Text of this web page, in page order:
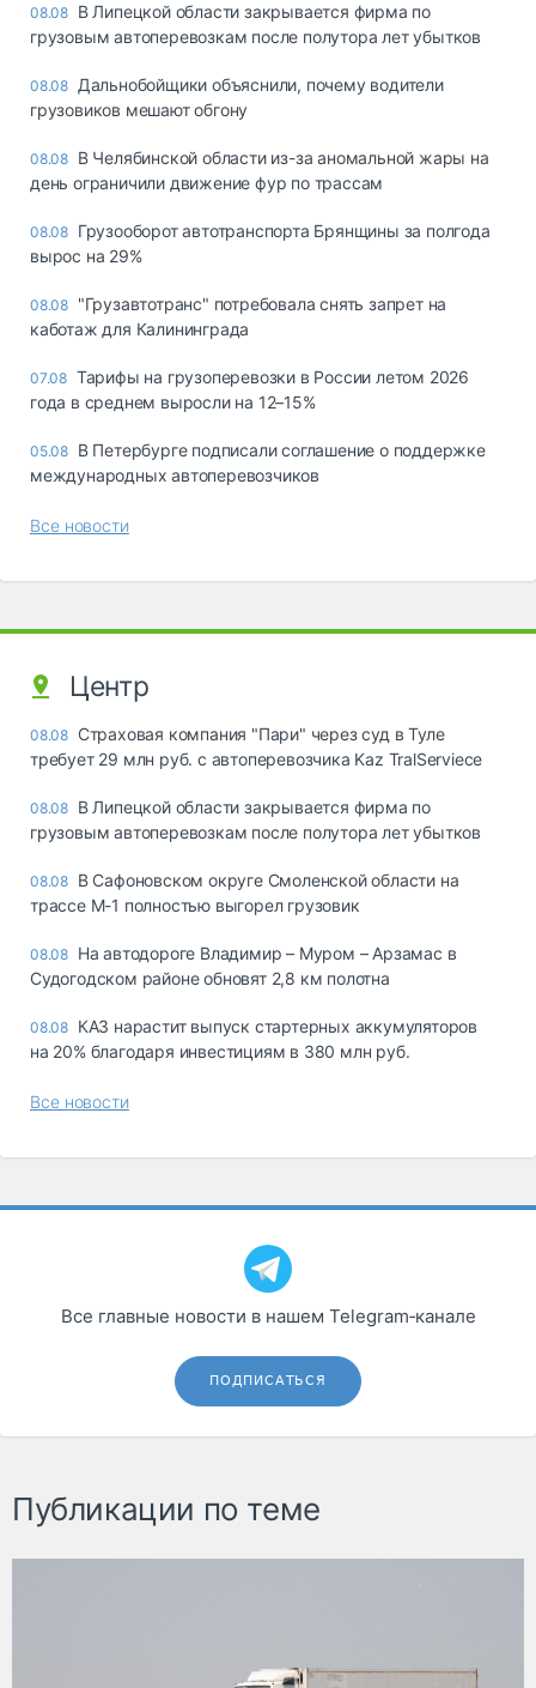
08.08 В Липецкой области закрывается фирма по
грузовым автоперевозкам после полутора лет убытков
08.08 Дальнобойщики объяснили, почему водители
грузовиков мешают обгону
08.08 В Челябинской области из-за аномальной жары на
день ограничили движение фур по трассам
08.08 Грузооборот автотранспорта Брянщины за полгода
вырос на 29%
08.08 "Грузавтотранс" потребовала снять запрет на
каботаж для Калининграда
07.08 Тарифы на грузоперевозки в России летом 2026
года в среднем выросли на 12–15%
05.08 В Петербурге подписали соглашение о поддержке
международных автоперевозчиков
Все новости
Центр
08.08 Страховая компания "Пари" через суд в Туле
требует 29 млн руб. с автоперевозчика Kaz TralServiece
08.08 В Липецкой области закрывается фирма по
грузовым автоперевозкам после полутора лет убытков
08.08 В Сафоновском округе Смоленской области на
трассе М-1 полностью выгорел грузовик
08.08 На автодороге Владимир – Муром – Арзамас в
Судогодском районе обновят 2,8 км полотна
08.08 КАЗ нарастит выпуск стартерных аккумуляторов
на 20% благодаря инвестициям в 380 млн руб.
Все новости
Все главные новости в нашем Telegram‑канале
ПОДПИСАТЬСЯ
Публикации по теме